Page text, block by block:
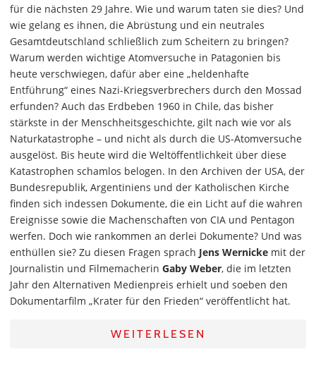
für die nächsten 29 Jahre. Wie und warum taten sie dies? Und
wie gelang es ihnen, die Abrüstung und ein neutrales
Gesamtdeutschland schließlich zum Scheitern zu bringen?
Warum werden wichtige Atomversuche in Patagonien bis
heute verschwiegen, dafür aber eine „heldenhafte
Entführung“ eines Nazi-Kriegsverbrechers durch den Mossad
erfunden? Auch das Erdbeben 1960 in Chile, das bisher
stärkste in der Menschheitsgeschichte, gilt nach wie vor als
Naturkatastrophe – und nicht als durch die US-Atomversuche
ausgelöst. Bis heute wird die Weltöffentlichkeit über diese
Katastrophen schamlos belogen. In den Archiven der USA, der
Bundesrepublik, Argentiniens und der Katholischen Kirche
finden sich indessen Dokumente, die ein Licht auf die wahren
Ereignisse sowie die Machenschaften von CIA und Pentagon
werfen. Doch wie rankommen an derlei Dokumente? Und was
enthüllen sie? Zu diesen Fragen sprach Jens Wernicke mit der
Journalistin und Filmemacherin Gaby Weber, die im letzten
Jahr den Alternativen Medienpreis erhielt und soeben den
Dokumentarfilm „Krater für den Frieden“ veröffentlicht hat.
WEITERLESEN